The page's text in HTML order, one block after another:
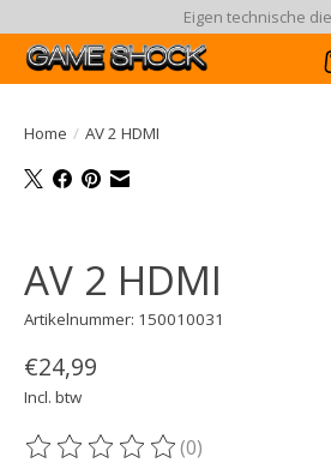
Eigen technische
Home / AV 2 HDMI
AV 2 HDMI
Artikelnummer: 150010031
€24,99
Incl. btw
De beoordeling van dit product is
(0)